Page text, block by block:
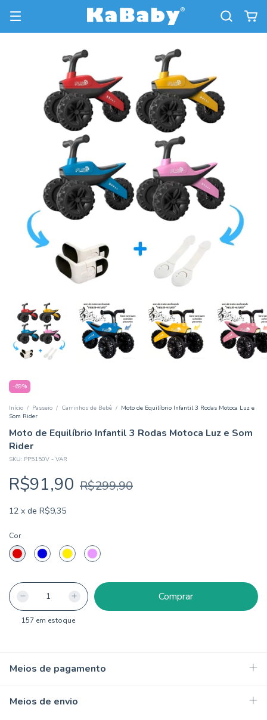
-69%
Início / Passeio / Carrinhos de Bebê / Moto de Equilíbrio Infantil 3 Rodas Motoca Luz e
Som Rider
Moto de Equilíbrio Infantil 3 Rodas Motoca Luz e Som
Rider
SKU: PP5150V - VAR
R$91,90 R$299,90
12 x de R$9,35
Cor
157 em estoque
Meios de pagamento
Meios de envio